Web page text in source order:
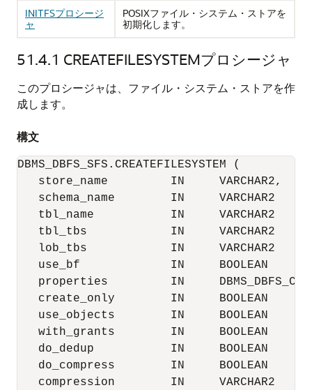
INITFSプロシージ
ャ
POSIXファイル・システム・ストアを
初期化します。
51.4.1 CREATEFILESYSTEMプロシージャ
このプロシージャは、ファイル・システム・ストアを作
成します。
構文
DBMS_DBFS_SFS.CREATEFILESYSTEM (
   store_name         IN     VARCHAR2,
schema_name        IN     VARCHAR2
tbl_name           IN     VARCHAR2
tbl_tbs            IN     VARCHAR2
lob_tbs            IN     VARCHAR2
use_bf             IN     BOOLEAN
properties         IN
create_only        IN     BOOLEAN
use_objects        IN     BOOLEAN
with_grants        IN     BOOLEAN
do_dedup           IN     BOOLEAN
do_compress        IN     BOOLEAN
compression        IN     VARCHAR2